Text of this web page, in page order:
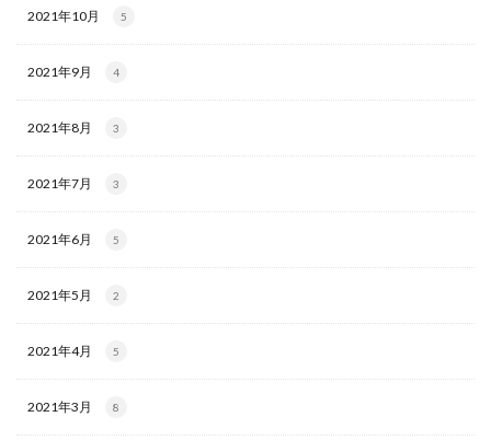
2021年10月 5
2021年9月 4
2021年8月 3
2021年7月 3
2021年6月 5
2021年5月 2
2021年4月 5
2021年3月 8